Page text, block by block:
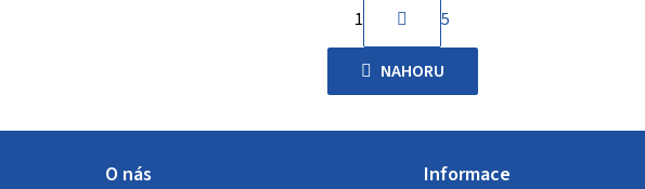
O
v
l
á
t
r
á
k
1 5
NAHORU
O nás Informace